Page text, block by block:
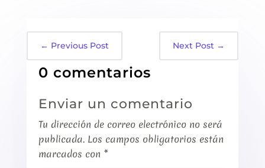
← Previous Post Next Post →
0 comentarios
Enviar un comentario
Tu dirección de correo electrónico no será
publicada. Los campos obligatorios están
marcados con *